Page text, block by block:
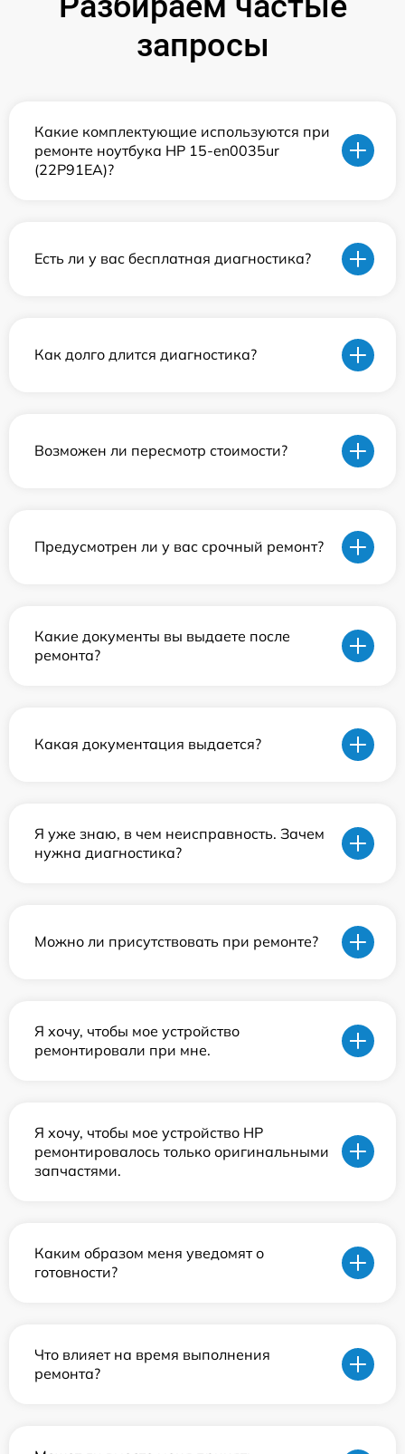
запросы
Какие комплектующие используются при
ремонте ноутбука HP 15-en0035ur
(22P91EA)?
Есть ли у вас бесплатная диагностика?
Как долго длится диагностика?
Возможен ли пересмотр стоимости?
Предусмотрен ли у вас срочный ремонт?
Какие документы вы выдаете после
ремонта?
Какая документация выдается?
Я уже знаю, в чем неисправность. Зачем
нужна диагностика?
Можно ли присутствовать при ремонте?
Я хочу, чтобы мое устройство
ремонтировали при мне.
Я хочу, чтобы мое устройство HP
ремонтировалось только оригинальными
запчастями.
Каким образом меня уведомят о
готовности?
Что влияет на время выполнения
ремонта?